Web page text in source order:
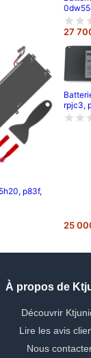
27
p83f,
rpjc3,
25
À propos de
Découvrir
Lire les avis
Nous